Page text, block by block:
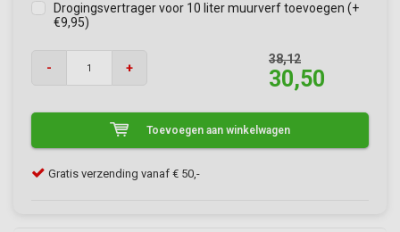
Drogingsvertrager voor 10 liter muurverf toevoegen (+
€9,95)
- +
38,12
30,50
Toevoegen aan winkelwagen
Klanten geven VerfonlineXL een 9/10